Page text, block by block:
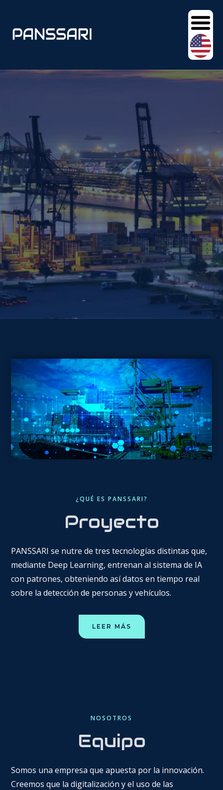
PROTECCIÓN
DE INFRAESTRUCTURAS
CRÍTICAS
¿QUÉ ES PANSSARI?
Proyecto
PANSSARI se nutre de tres tecnologías distintas que,
mediante Deep Learning, entrenan al sistema de IA
con patrones, obteniendo así datos en tiempo real
sobre la detección de personas y vehículos.
LEER MÁS
NOSOTROS
Equipo
Somos una empresa que apuesta por la innovación.
Creemos que la digitalización y el uso de las